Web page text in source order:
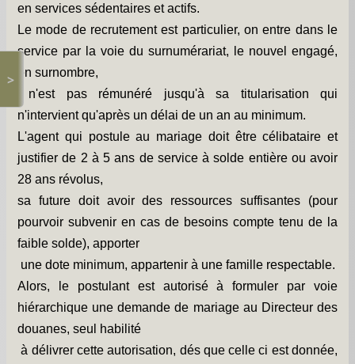
Informations diverses -
Petit survol du village -
Gîtes de groupe -
Album photos -
PCS et DICRIM -
Remerciements -
Contact -
>
en services sédentaires et actifs.
Le mode de recrutement est particulier, on entre dans le
service par la voie du surnumérariat, le nouvel engagé,
en surnombre,
n'est pas rémunéré jusqu'à sa titularisation qui
n'intervient qu'après un délai de un an au minimum.
L'agent qui postule au mariage doit être célibataire et
justifier de 2 à 5 ans de service à solde entière ou avoir
28 ans révolus,
sa future doit avoir des ressources suffisantes (pour
pourvoir subvenir en cas de besoins compte tenu de la
faible solde), apporter
une dote minimum, appartenir à une famille respectable.
Alors, le postulant est autorisé à formuler par voie
hiérarchique une demande de mariage au Directeur des
douanes, seul habilité
à délivrer cette autorisation, dés que celle ci est donnée,